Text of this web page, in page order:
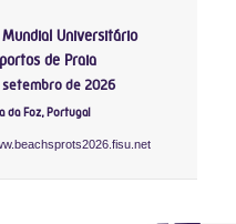
Universitário
de Praia
setembro de 2026
da Foz, Portugal